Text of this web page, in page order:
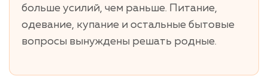
больше усилий, чем раньше. Питание,
одевание, купание и остальные бытовые
вопросы вынуждены решать родные.